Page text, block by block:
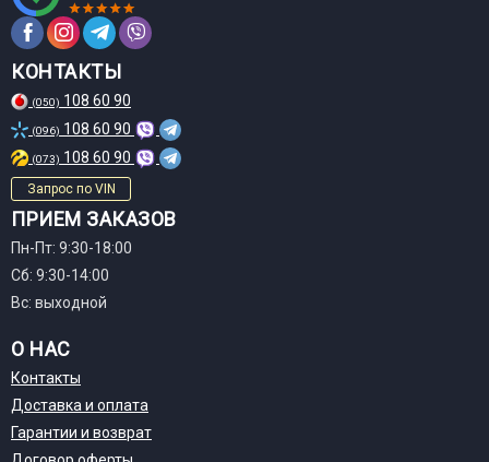
КОНТАКТЫ
(050) 108 60 90
(096) 108 60 90
(073) 108 60 90
Запрос по VIN
ПРИЕМ ЗАКАЗОВ
Пн-Пт: 9:30-18:00
Сб: 9:30-14:00
Вс: выходной
О НАС
Контакты
Доставка и оплата
Гарантии и возврат